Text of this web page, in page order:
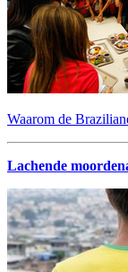
Waarom de
Lachende